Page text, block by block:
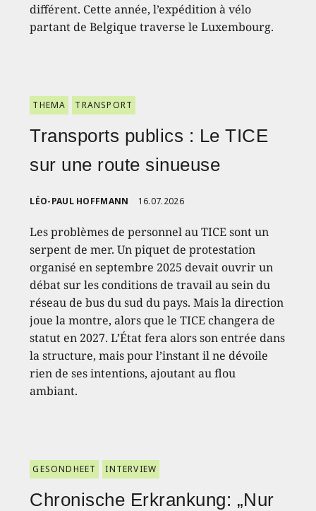
différent. Cette année, l’expédition à vélo
partant de Belgique traverse le Luxembourg.
THEMA TRANSPORT
Transports publics : Le TICE
sur une route sinueuse
LÉO-PAUL HOFFMANN 16.07.2026
Les problèmes de personnel au TICE sont un
serpent de mer. Un piquet de protestation
organisé en septembre 2025 devait ouvrir un
débat sur les conditions de travail au sein du
réseau de bus du sud du pays. Mais la direction
joue la montre, alors que le TICE changera de
statut en 2027. L’État fera alors son entrée dans
la structure, mais pour l’instant il ne dévoile
rien de ses intentions, ajoutant au flou
ambiant.
GESONDHEET INTERVIEW
Chronische Erkrankung: „Nur